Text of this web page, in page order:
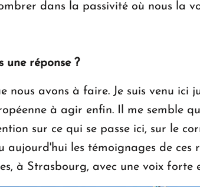
dans la passivité où nous la
une réponse ?
nous avons à faire. Je suis venu ici
à agir enfin. Il me semble
sur ce qui se passe ici, sur le
aujourd'hui les témoignages de
à Strasbourg, avec une voix